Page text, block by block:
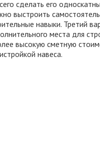
сделать его
выстроить
навыки. Третий
места для
высокую сметную
навеса.